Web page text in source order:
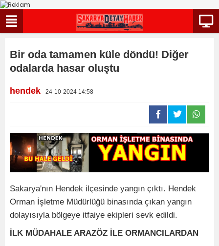
Bir oda tamamen küle döndü! Diğer
odalarda hasar oluştu
hendek - 24-10-2024 14:58
Sakarya'nın Hendek ilçesinde yangın çıktı. Hendek
Orman İşletme Müdürlüğü binasında çıkan yangın
dolayısıyla bölgeye itfaiye ekipleri sevk edildi.
İLK MÜDAHALE ARAZÖZ İLE ORMANCILARDAN